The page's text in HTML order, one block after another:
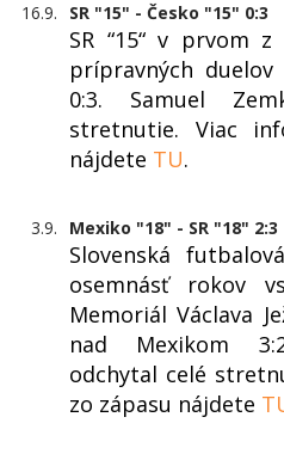
16.9. SR "15" - Česko "15" 0:3
SR “15“ v prvom z
prípravných
0:3. Samuel
stretnutie. Viac
nájdete TU.
3.9. Mexiko "18" - SR "18" 2:3
Slovenská
osemnásť rokov
Memoriál Václava
nad Mexikom
odchytal celé
zo zápasu nájdete